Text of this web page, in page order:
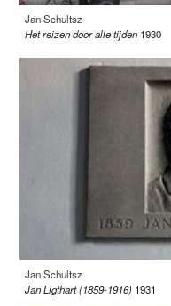
Jan Schultsz
Het reizen door alle tijden 1930
Jan Schultsz
Jan Ligthart (1859-1916) 1931